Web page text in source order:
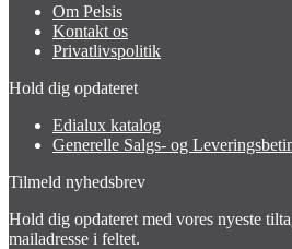
Om Pelsis
Kontakt os
Privatlivspolitik
Hold dig opdateret
Edialux katalog
Generelle Salgs- og
Tilmeld nyhedsbrev
Hold dig opdateret med vores nyeste
mailadresse i feltet.